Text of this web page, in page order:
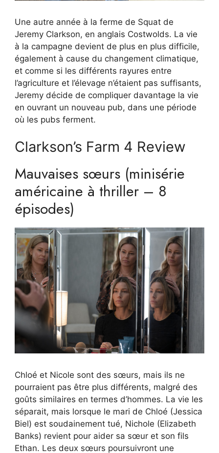
Une autre année à la ferme de Squat de
Jeremy Clarkson, en anglais Costwolds. La vie
à la campagne devient de plus en plus difficile,
également à cause du changement climatique,
et comme si les différents rayures entre
l’agriculture et l’élevage n’étaient pas suffisants,
Jeremy décide de compliquer davantage la vie
en ouvrant un nouveau pub, dans une période
où les pubs ferment.
Clarkson’s Farm 4 Review
Mauvaises sœurs (minisérie
américaine à thriller – 8
épisodes)
Chloé et Nicole sont des sœurs, mais ils ne
pourraient pas être plus différents, malgré des
goûts similaires en termes d’hommes. La vie les
séparait, mais lorsque le mari de Chloé (Jessica
Biel) est soudainement tué, Nichole (Elizabeth
Banks) revient pour aider sa sœur et son fils
Ethan. Les deux sœurs poursuivront une